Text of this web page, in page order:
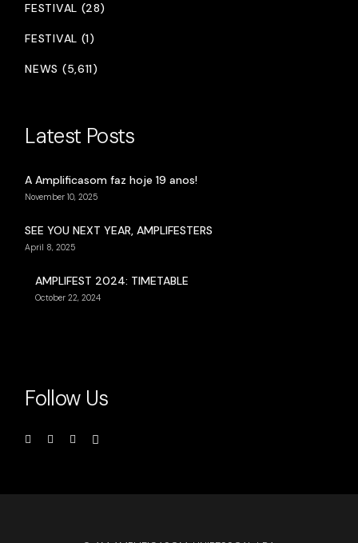
FESTIVAL (28)
FESTIVAL (1)
NEWS (5,611)
Latest Posts
A Amplificasom faz hoje 19 anos!
November 10, 2025
SEE YOU NEXT YEAR, AMPLIFESTERS
April 8, 2025
AMPLIFEST 2024: TIMETABLE
October 22, 2024
Follow Us